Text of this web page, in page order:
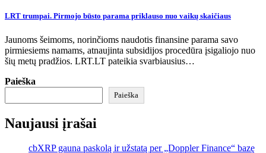
LRT trumpai. Pirmojo būsto parama priklauso nuo vaikų skaičiaus
Jaunoms šeimoms, norinčioms naudotis finansine parama savo
pirmiesiems namams, atnaujinta subsidijos procedūra įsigaliojo nuo
šių metų pradžios. LRT.LT pateikia svarbiausius…
Paieška
Paieška
Naujausi įrašai
cbXRP gauna paskolą ir užstatą per „Doppler Finance“ bazę